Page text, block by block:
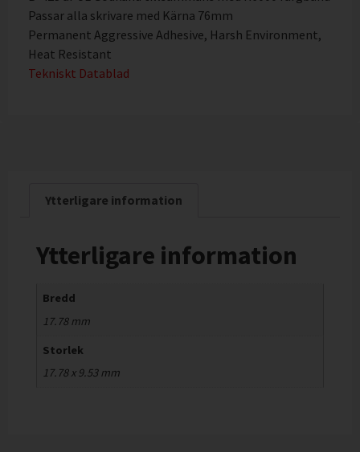
Passar alla skrivare med Kärna 76mm
Permanent Aggressive Adhesive, Harsh Environment,
Heat Resistant
Tekniskt Datablad
Ytterligare information
Ytterligare information
Bredd
17.78 mm
Storlek
17.78 x 9.53 mm